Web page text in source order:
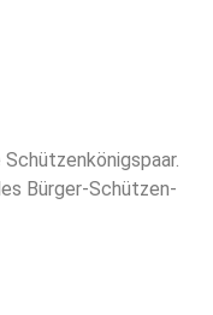
Bürger-Schützen-